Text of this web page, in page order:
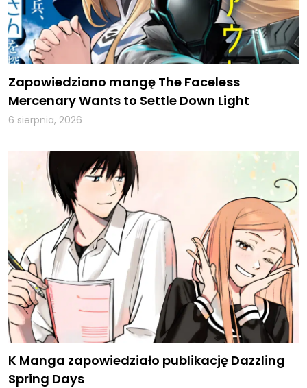
Zapowiedziano mangę The Faceless
Mercenary Wants to Settle Down Light
6 sierpnia, 2026
K Manga zapowiedziało publikację Dazzling
Spring Days